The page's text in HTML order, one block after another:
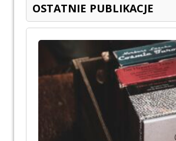
OSTATNIE PUBLIKACJE